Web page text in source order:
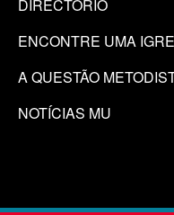
DIRECTÓRIO
ENCONTRE UMA
A QUESTÃO
NOTÍCIAS MU